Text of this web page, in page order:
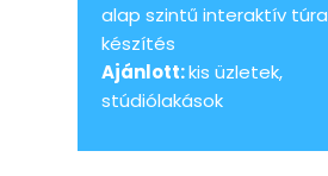
alap szintű interaktív túra
készítés
Ajánlott:kis üzletek,
stúdiólakások